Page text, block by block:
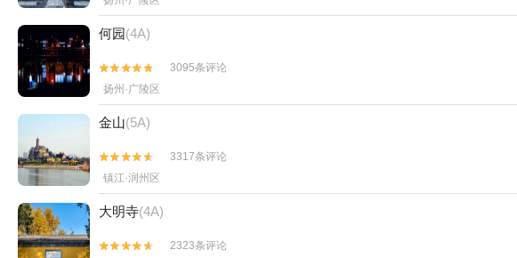
何园(4A)


3095条评论
扬州·广陵区
金山(5A)


3317条评论
镇江·润州区
大明寺(4A)

 2323条评论